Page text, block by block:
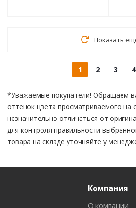
Показать
1 2 3 4
*Уважаемые покупатели! Обращаем
оттенок цвета просматриваемого на
незначительно отличаться от
для контроля правильности
товара на складе уточняйте у
Компания
О компании